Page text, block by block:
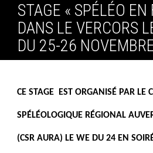
STAGE « SPÉLÉO EN
DANS LE VERCORS
DU 25-26
CE STAGE EST ORGANISÉ PAR LE
SPÉLÉOLOGIQUE RÉGIONAL
(CSR AURA) LE WE DU 24 EN